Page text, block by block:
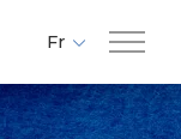
Fr
En
Es